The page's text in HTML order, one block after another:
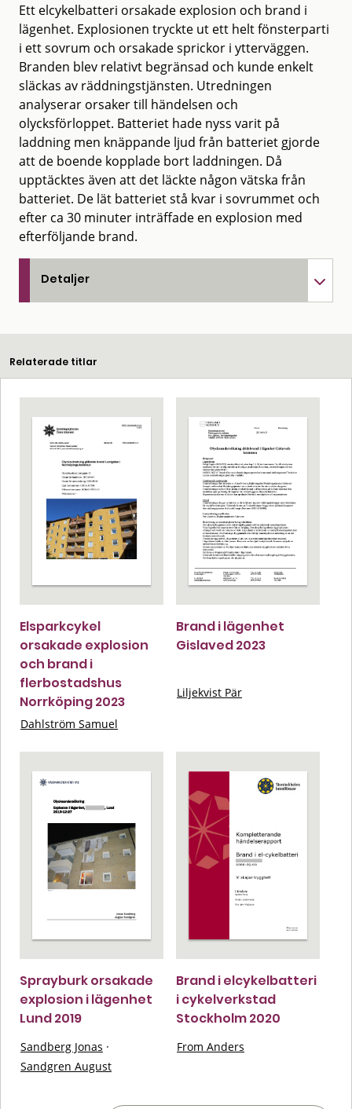
Ett elcykelbatteri orsakade explosion och brand i
lägenhet. Explosionen tryckte ut ett helt fönsterparti
i ett sovrum och orsakade sprickor i ytterväggen.
Branden blev relativt begränsad och kunde enkelt
släckas av räddningstjänsten. Utredningen
analyserar orsaker till händelsen och
olycksförloppet. Batteriet hade nyss varit på
laddning men knäppande ljud från batteriet gjorde
att de boende kopplade bort laddningen. Då
upptäcktes även att det läckte någon vätska från
batteriet. De lät batteriet stå kvar i sovrummet och
efter ca 30 minuter inträffade en explosion med
efterföljande brand.
Detaljer
Relaterade titlar
Elsparkcykel
orsakade explosion
och brand i
flerbostadshus
Norrköping 2023
Dahlström Samuel
Brand i lägenhet
Gislaved 2023
Liljekvist Pär
Sprayburk orsakade
explosion i lägenhet
Lund 2019
Sandberg Jonas ·
Sandgren August
Brand i elcykelbatteri
i cykelverkstad
Stockholm 2020
From Anders